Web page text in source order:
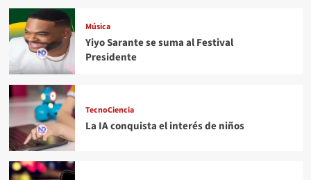
Música
Yiyo Sarante se suma al Festival
Presidente
TecnoCiencia
La IA conquista el interés de niños